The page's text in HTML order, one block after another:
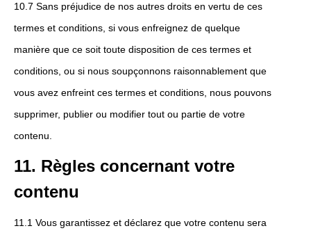
10.7 Sans préjudice de nos autres droits en vertu de ces
termes et conditions, si vous enfreignez de quelque
manière que ce soit toute disposition de ces termes et
conditions, ou si nous soupçonnons raisonnablement que
vous avez enfreint ces termes et conditions, nous pouvons
supprimer, publier ou modifier tout ou partie de votre
contenu.
11. Règles concernant votre
contenu
11.1 Vous garantissez et déclarez que votre contenu sera